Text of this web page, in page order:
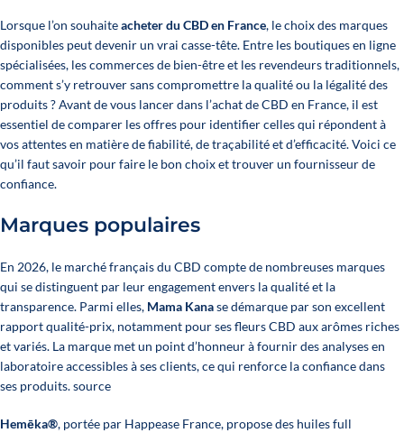
Lorsque l’on souhaiteacheter du CBD en France, le choix des marques
disponibles peut devenir un vrai casse-tête. Entre les boutiques en ligne
spécialisées, les commerces de bien-être et les revendeurs traditionnels,
comment s’y retrouver sans compromettre la qualité ou la légalité des
produits ? Avant de vous lancer dans l’achat de CBD en France, il est
essentiel de comparer les offres pour identifier celles qui répondent à
vos attentes en matière de fiabilité, de traçabilité et d’efficacité. Voici ce
qu’il faut savoir pour faire le bon choix et trouver un fournisseur de
confiance.
Marques populaires
En 2026, le marché français du CBD compte de nombreuses marques
qui se distinguent par leur engagement envers la qualité et la
transparence. Parmi elles, Mama Kanase démarque par son excellent
rapport qualité-prix, notamment pour ses fleurs CBD aux arômes riches
et variés. La marque met un point d’honneur à fournir des analyses en
laboratoire accessibles à ses clients, ce qui renforce la confiance dans
ses produits.source
Hemēka®, portée par Happease France, propose des huiles full